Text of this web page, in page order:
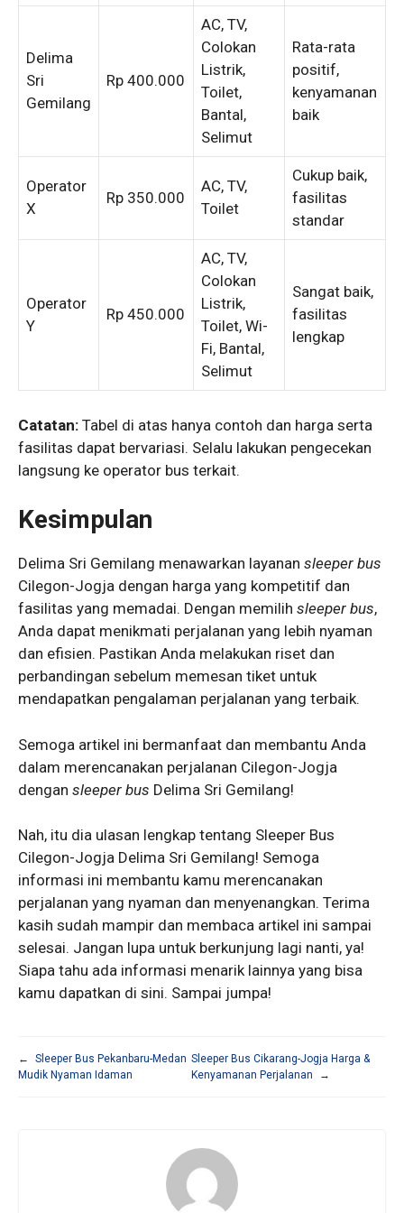
Delima
Sri
Gemilang
Rp 400.000
AC, TV,
Colokan
Listrik,
Toilet,
Bantal,
Selimut
Rata-rata
positif,
kenyamanan
baik
Operator
X
Rp 350.000
AC, TV,
Toilet
Cukup baik,
fasilitas
standar
Operator
Y
Rp 450.000
AC, TV,
Colokan
Listrik,
Toilet, Wi-
Fi, Bantal,
Selimut
Sangat baik,
fasilitas
lengkap
Catatan: Tabel di atas hanya contoh dan harga serta
fasilitas dapat bervariasi. Selalu lakukan pengecekan
langsung ke operator bus terkait.
Kesimpulan
Delima Sri Gemilang menawarkan layanan sleeper bus
Cilegon-Jogja dengan harga yang kompetitif dan
fasilitas yang memadai. Dengan memilih sleeper bus,
Anda dapat menikmati perjalanan yang lebih nyaman
dan efisien. Pastikan Anda melakukan riset dan
perbandingan sebelum memesan tiket untuk
mendapatkan pengalaman perjalanan yang terbaik.
Semoga artikel ini bermanfaat dan membantu Anda
dalam merencanakan perjalanan Cilegon-Jogja
dengan sleeper bus Delima Sri Gemilang!
Nah, itu dia ulasan lengkap tentang Sleeper Bus
Cilegon-Jogja Delima Sri Gemilang! Semoga
informasi ini membantu kamu merencanakan
perjalanan yang nyaman dan menyenangkan. Terima
kasih sudah mampir dan membaca artikel ini sampai
selesai. Jangan lupa untuk berkunjung lagi nanti, ya!
Siapa tahu ada informasi menarik lainnya yang bisa
kamu dapatkan di sini. Sampai jumpa!
←
Sleeper Bus Pekanbaru-Medan
Mudik Nyaman Idaman
Sleeper Bus Cikarang-Jogja Harga &
Kenyamanan Perjalanan
→